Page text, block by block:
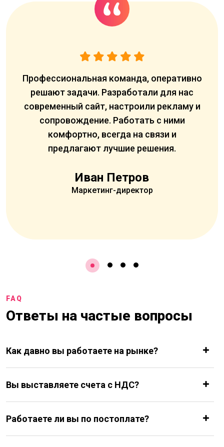
Профессиональная команда, оперативно
решают задачи. Разработали для нас
современный сайт, настроили рекламу и
сопровождение. Работать с ними
комфортно, всегда на связи и
предлагают лучшие решения.
Иван Петров
Маркетинг-директор
FAQ
Ответы на частые вопросы
Как давно вы работаете на рынке?
Вы выставляете счета с НДС?
Работаете ли вы по постоплате?